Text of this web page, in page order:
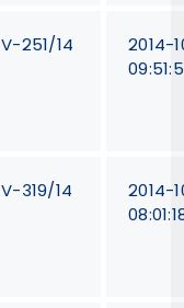
V-251/14
2014-
V-319/14
2014-